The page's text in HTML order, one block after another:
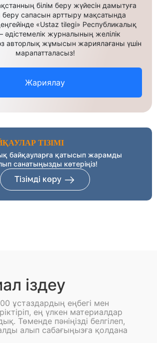
білім беру жүйесін дамытуға
беру сапасын арттыру мақсатында
«Ustaz tilegi» Республикалық
әдістемелік журналының желілік
авторлық жұмысын жариялағаны үшін
марапатталасыз!
Жариялау
ТІЗІМІ
байқауларға қатысып жарамды
санатыңызды көтеріңіз!
Тізімді көру
іздеу
ұстаздардың еңбегі мен
ең үлкен материалдар
Төменде пәніңізді белгілеп,
алып сабағыңызға қолдана